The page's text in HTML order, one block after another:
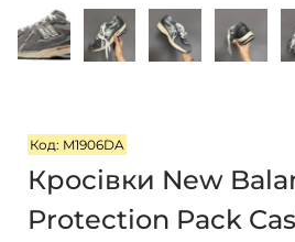
і
г
с
т
Код: M1906DA
Кросівки New
Protection Pack